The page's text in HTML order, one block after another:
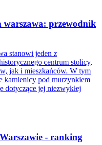
przewodnik
stanowi jeden z
centrum stolicy,
jak i mieszkańców. W tym
kamienicy pod murzynkiem
dotyczące jej niezwykłej
- ranking